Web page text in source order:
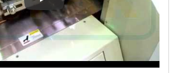
Упаковка шоколада